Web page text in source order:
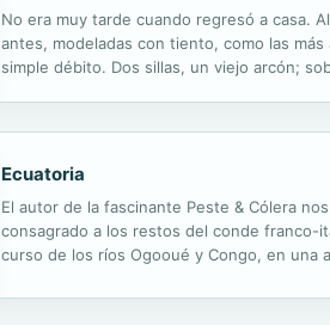
No era muy tarde cuando regresó a casa.
antes, modeladas con tiento, como las
simple débito. Dos sillas, un viejo arcón;
Ecuatoria
El autor de la fascinante Peste & Cólera
consagrado a los restos del conde franco-
curso de los ríos Ogooué y Congo, en una